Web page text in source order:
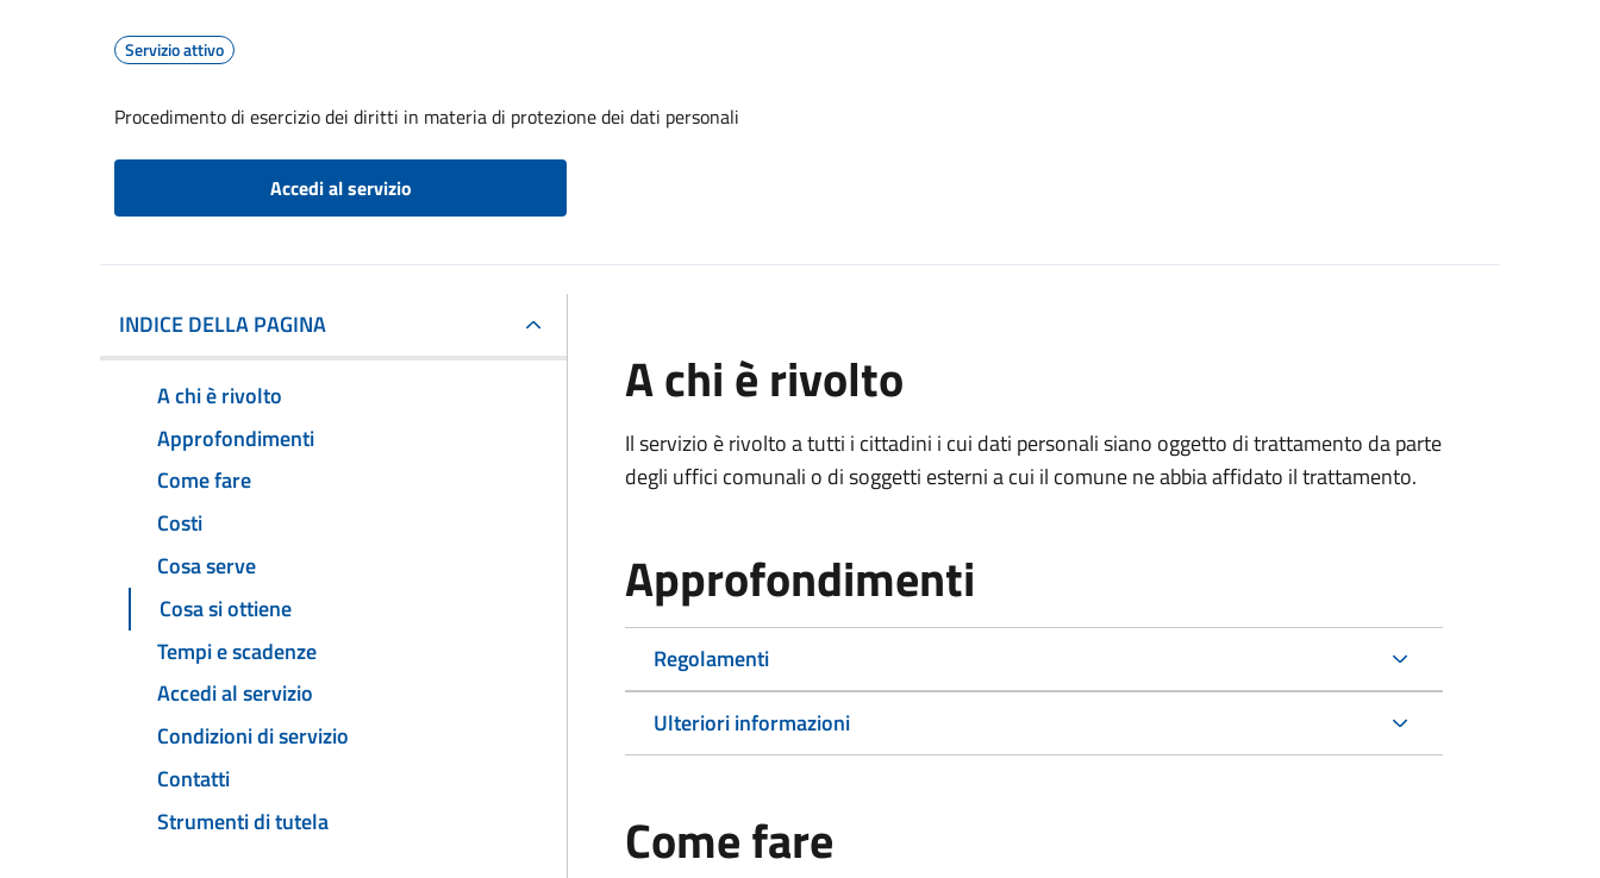
Servizio attivo
Procedimento di esercizio dei diritti in materia di protezione dei dati personali
Accedi al servizio
INDICE DELLA PAGINA
A chi è rivolto
Approfondimenti
Come fare
Costi
Cosa serve
Cosa si ottiene
Tempi e scadenze
Accedi al servizio
Condizioni di servizio
Contatti
Strumenti di tutela
A chi è rivolto
Il servizio è rivolto a tutti i cittadini i cui dati personali siano oggetto di trattamento da parte
degli uffici comunali o di soggetti esterni a cui il comune ne abbia affidato il trattamento.
Approfondimenti
Regolamenti
Ulteriori informazioni
Come fare